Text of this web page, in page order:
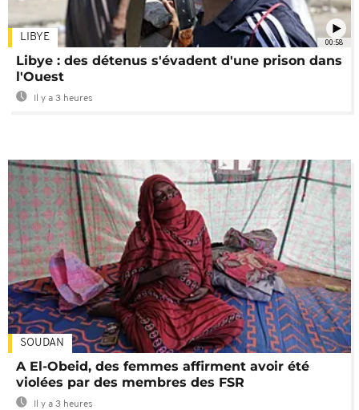
00:58
LIBYE
Libye : des détenus s'évadent d'une prison dans
l'Ouest
Il y a 3 heures
SOUDAN
A El-Obeid, des femmes affirment avoir été
violées par des membres des FSR
Il y a 3 heures